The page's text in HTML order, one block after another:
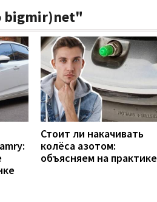
bigmir)net"
Стоит ли накачивать
колёса азотом:
объясняем на практике